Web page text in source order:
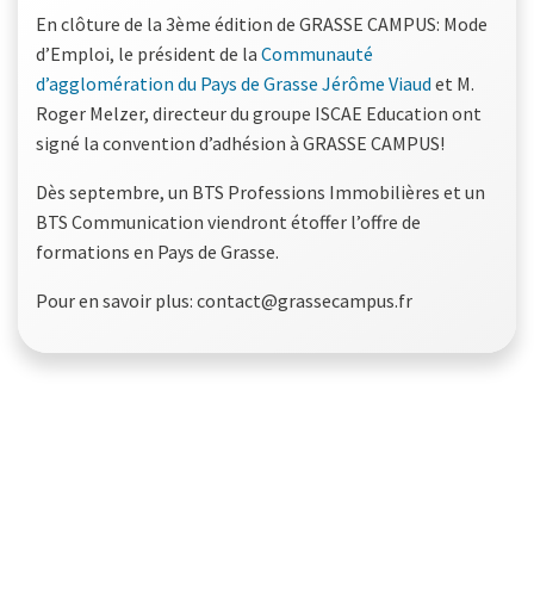
En clôture de la 3ème édition de GRASSE CAMPUS: Mode
d’Emploi, le président de la Communauté
d’agglomération du Pays de Grasse Jérôme Viaud et M.
Roger Melzer, directeur du groupe ISCAE Education ont
signé la convention d’adhésion à GRASSE CAMPUS!
Dès septembre, un BTS Professions Immobilières et un
BTS Communication viendront étoffer l’offre de
formations en Pays de Grasse.
Pour en savoir plus: contact@grassecampus.fr